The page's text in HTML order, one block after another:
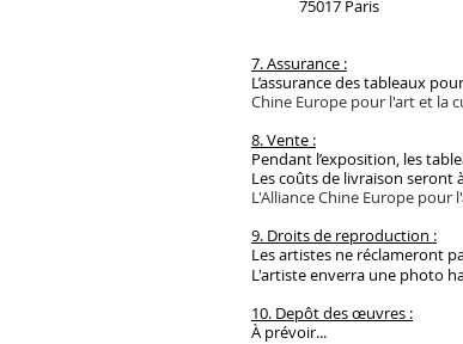
75017 Paris
7. Assurance :
L’assurance des tableaux
Chine Europe pour l'art et la
8. Vente :
Pendant l’exposition, les
Les coûts de livraison seront
L'Alliance Chine Europe pour
9. Droits de reproduction :
Les artistes ne réclameront
L'artiste enverra une photo
10. Depôt des œuvres :
À prévoir...